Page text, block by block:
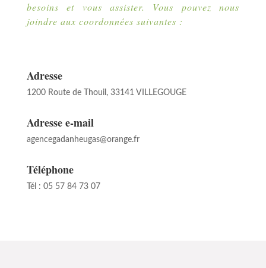
besoins et vous assister. Vous pouvez nous
joindre aux coordonnées suivantes :
Adresse
1200 Route de Thouil, 33141 VILLEGOUGE
Adresse e-mail
agencegadanheugas@orange.fr
Téléphone
Tél : 05 57 84 73 07